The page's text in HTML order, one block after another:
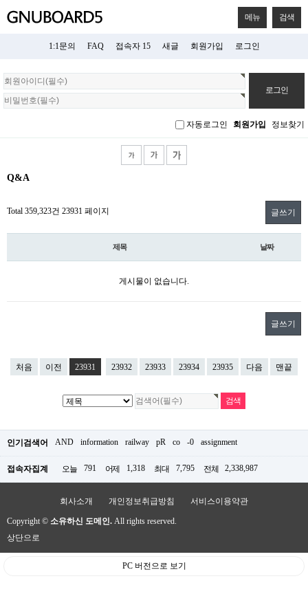
메뉴 검색
1:1문의 FAQ 접속자 15 새글 회원가입 로그인
회
원
로
자동로그인 회원가입 정보찾기
Q&A
Total 359,323건 23931 페이지 글쓰기
제목 날짜
게시물이 없습니다.
글쓰기
처음 이전 23931 23932 23933 23934 23935 다음 맨끝
인기검색어 AND information railway pR co -0 assignment
접속자집계 오늘 791 어제 1,318 최대 7,795 전체 2,338,987
회사소개 개인정보취급방침 서비스이용약관
Copyright © 소유하신 도메인. All rights reserved.
상단으로
PC 버전으로 보기